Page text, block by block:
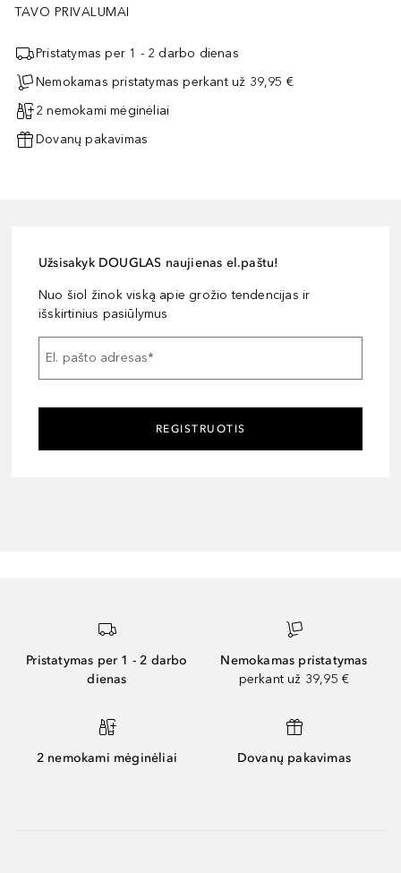
TAVO PRIVALUMAI
Pristatymas per 1 - 2 darbo dienas
Nemokamas pristatymas perkant už 39,95 €
2 nemokami mėginėliai
Dovanų pakavimas
Užsisakyk DOUGLAS naujienas el.paštu!
Nuo šiol žinok viską apie grožio tendencijas ir
išskirtinius pasiūlymus
El. pašto adresas*
REGISTRUOTIS
Pristatymas per 1 - 2 darbo
dienas
Nemokamas pristatymas
perkant už 39,95 €
2 nemokami mėginėliai Dovanų pakavimas